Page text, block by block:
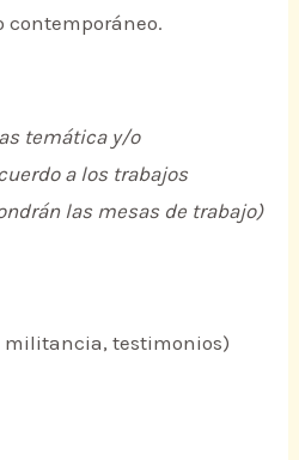
contemporáneo.
temática y/o
a los trabajos
las mesas de trabajo)
militancia, testimonios)